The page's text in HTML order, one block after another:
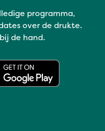
programma,
over de drukte.
de hand.